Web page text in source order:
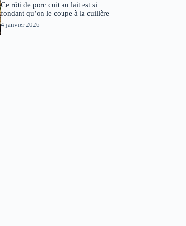
Ce rôti de porc cuit au lait est si
fondant qu’on le coupe à la cuillère
4 janvier 2026